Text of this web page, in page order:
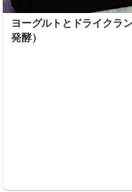
ヨーグルトとドライクラ
発酵）